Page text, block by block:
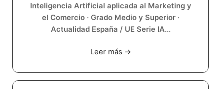
Inteligencia Artificial aplicada al Marketing y
el Comercio · Grado Medio y Superior ·
Actualidad España / UE Serie IA...
Leer más →